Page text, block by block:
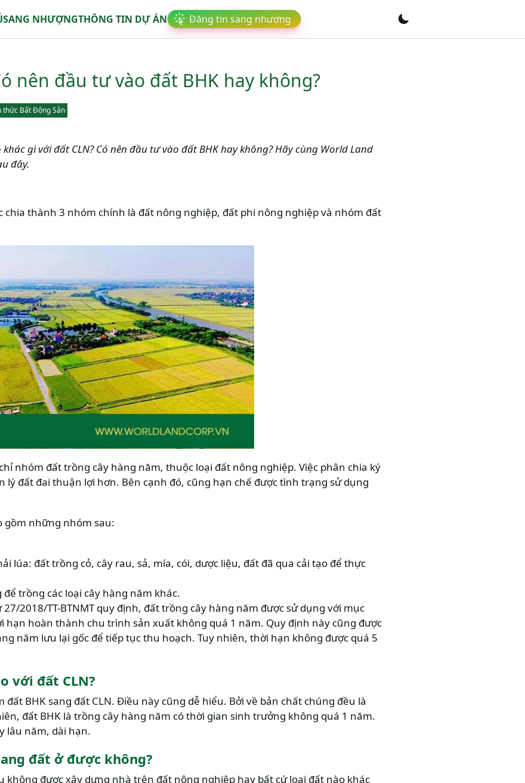
SANG NHƯỢNGTHÔNG TIN DỰ ÁN Đăng tin sang nhượng
nên đầu tư vào đất BHK hay không?
thức Bất Động Sản
gì với đất CLN? Có nên đầu tư vào đất BHK hay không? Hãy cùng World Land
đây.
chia thành 3 nhóm chính là đất nông nghiệp, đất phi nông nghiệp và nhóm đất
nhóm đất trồng cây hàng năm, thuộc loại đất nông nghiệp. Việc phân chia ký
lý đất đai thuận lợi hơn. Bên cạnh đó, cũng hạn chế được tình trạng sử dụng
gồm những nhóm sau:
lúa: đất trồng cỏ, cây rau, sả, mía, cói, dược liệu, đất đã qua cải tạo để thực
trồng các loại cây hàng năm khác.
2018/TT-BTNMT quy định, đất trồng cây hàng năm được sử dụng với mục
hạn hoàn thành chu trình sản xuất không quá 1 năm. Quy định này cũng được
năm lưu lại gốc để tiếp tục thu hoạch. Tuy nhiên, thời hạn không được quá 5
với đất CLN?
BHK sang đất CLN. Điều này cũng dễ hiểu. Bởi về bản chất chúng đều là
đất BHK là trồng cây hàng năm có thời gian sinh trưởng không quá 1 năm.
lâu năm, dài hạn.
đất ở được không?
không được xây dựng nhà trên đất nông nghiệp hay bất cứ loại đất nào khác